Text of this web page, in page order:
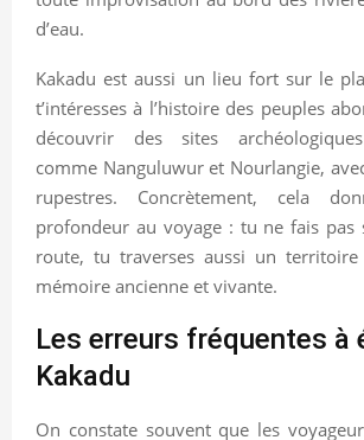
d’eau.
Kakadu est aussi un lieu fort sur le
t’intéresses à l’histoire des peuples
découvrir des sites
comme Nanguluwur et Nourlangie,
rupestres. Concrètement, cela
profondeur au voyage : tu ne fais pas
route, tu traverses aussi un
mémoire ancienne et vivante.
Les erreurs fréquentes à
Kakadu
On constate souvent que les